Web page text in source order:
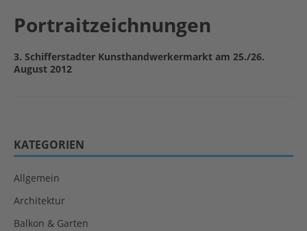
Portraitzeichnungen
3. Schifferstadter Kunsthandwerkermarkt am 25./26.
August 2012
KATEGORIEN
Allgemein
Architektur
Balkon & Garten